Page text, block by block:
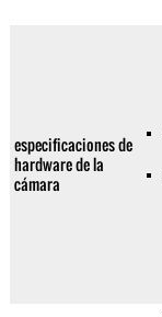
especificaciones de
hardware de la
cámara